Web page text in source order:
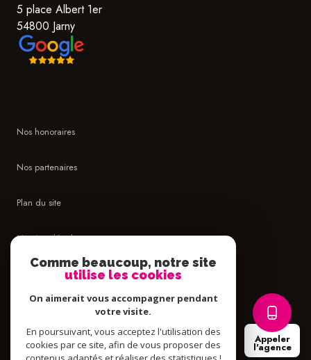
Appeler
l'agence
5 place Albert 1er
54800 Jarny
Nos honoraires
Nos partenaires
Plan du site
Mentions légales
Cookies
Comme beaucoup, notre site
utilise les cookies
On aimerait vous accompagner pendant
votre visite.
En poursuivant, vous acceptez l'utilisation des
cookies par ce site, afin de vous proposer des